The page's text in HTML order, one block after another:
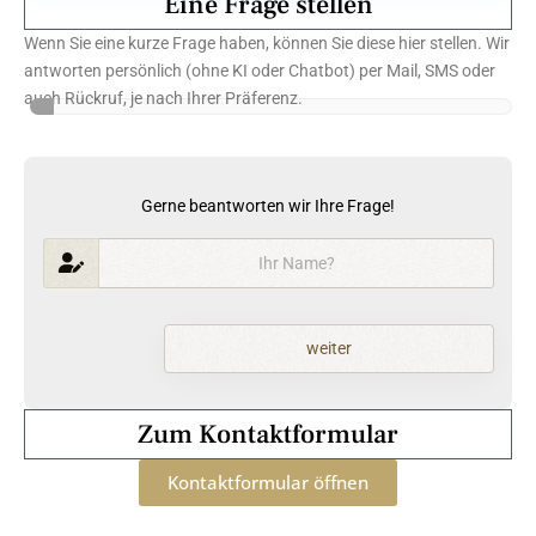
Wenn Sie eine kurze Frage haben, können Sie diese hier stellen. Wir
antworten persönlich (ohne KI oder Chatbot) per Mail, SMS oder
auch Rückruf, je nach Ihrer Präferenz.
Gerne beantworten wir Ihre Frage!
weiter
Zum Kontaktformular
Kontaktformular öffnen